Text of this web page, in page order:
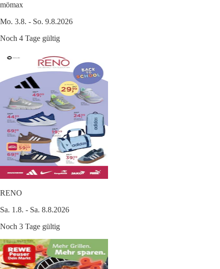
mömax
Mo. 3.8. - So. 9.8.2026
Noch 4 Tage gültig
RENO
Sa. 1.8. - Sa. 8.8.2026
Noch 3 Tage gültig